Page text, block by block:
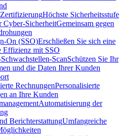
Höchste Sicherheitsstufe
Cyber-SicherheitGemeinsam gegen
On (SSO)Erschließen Sie sich eine
Effizienz mit SSO
ScanSchützen Sie Ihr
und die Daten Ihrer Kunden
RechnungenPersonalisierte
an Ihre Kunden
Automatisierung der
BerichterstattungUmfangreiche